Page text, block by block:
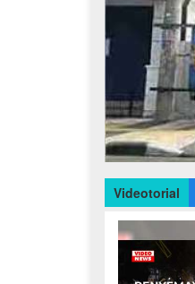
Videotorial